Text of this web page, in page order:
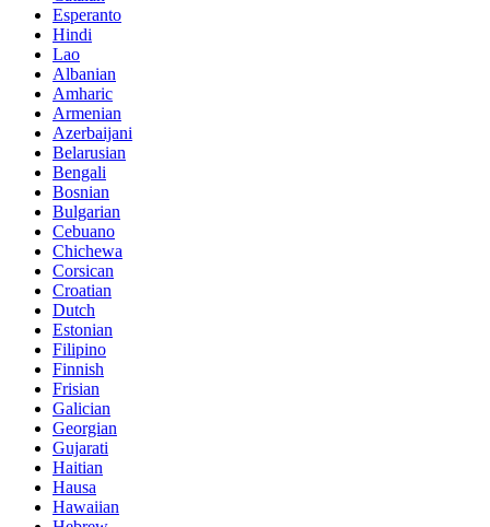
Esperanto
Hindi
Lao
Albanian
Amharic
Armenian
Azerbaijani
Belarusian
Bengali
Bosnian
Bulgarian
Cebuano
Chichewa
Corsican
Croatian
Dutch
Estonian
Filipino
Finnish
Frisian
Galician
Georgian
Gujarati
Haitian
Hausa
Hawaiian